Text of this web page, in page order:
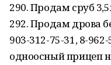
290. Продам сруб
292. Продам дрова
903-312-75-31, 8-
одноосный прицеп